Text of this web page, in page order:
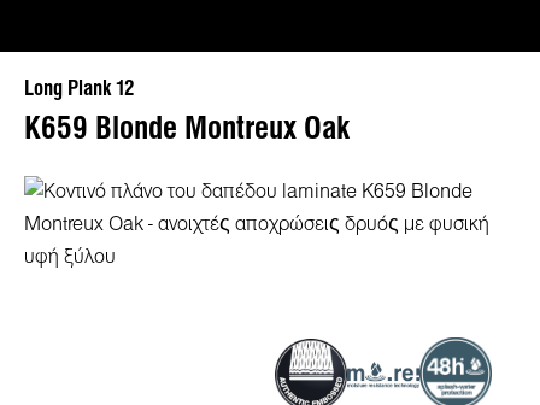
Long Plank 12
K659 Blonde Montreux Oak
Παράλειψη συλλογής εικόνων